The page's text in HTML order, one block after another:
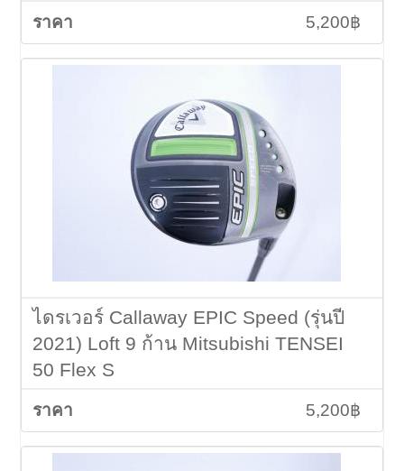
5,200฿
ไดรเวอร์ Callaway EPIC Speed (รุ่นปี
2021) Loft 9 ก้าน Mitsubishi TENSEI
50 Flex S
5,200฿